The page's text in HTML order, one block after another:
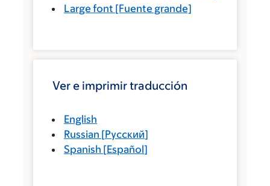
Large font [Fuente grande]
Ver e imprimir traducción
English
Russian [Русский]
Spanish [Español]